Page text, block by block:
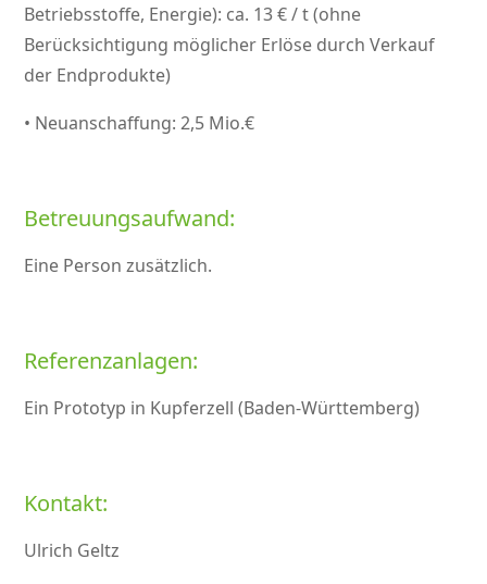
Betriebsstoffe, Energie): ca. 13 € / t (ohne
Berücksichtigung möglicher Erlöse durch Verkauf
der Endprodukte)
• Neuanschaffung: 2,5 Mio.€
Betreuungsaufwand:
Eine Person zusätzlich.
Referenzanlagen:
Ein Prototyp in Kupferzell (Baden-Württemberg)
Kontakt:
Ulrich Geltz